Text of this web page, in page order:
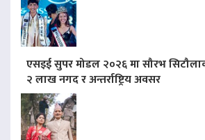
एसइई सुपर मोडल २०२६ मा सौरभ
२ लाख नगद र अन्तर्राष्ट्रिय अवसर